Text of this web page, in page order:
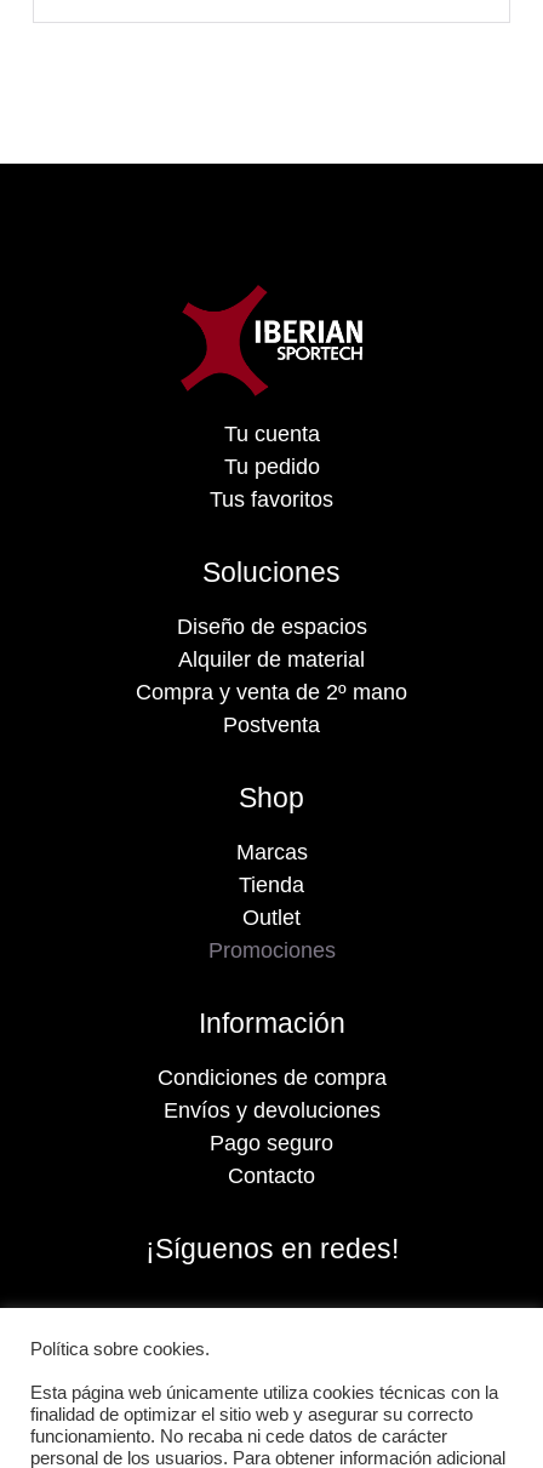
Tu cuenta
Tu pedido
Tus favoritos
Soluciones
Diseño de espacios
Alquiler de material
Compra y venta de 2º mano
Postventa
Shop
Marcas
Tienda
Outlet
Promociones
Información
Condiciones de compra
Envíos y devoluciones
Pago seguro
Contacto
¡Síguenos en redes!
Política sobre cookies.
Esta página web únicamente utiliza cookies técnicas con la
finalidad de optimizar el sitio web y asegurar su correcto
funcionamiento. No recaba ni cede datos de carácter
personal de los usuarios. Para obtener información adicional